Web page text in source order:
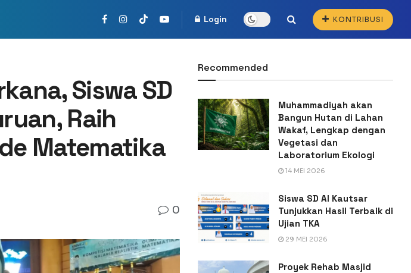
Login KONTRIBUSI
Siswa SD
Raih
Matematika
0
Recommended
Muhammadiyah akan
Bangun Hutan di Lahan
Wakaf, Lengkap dengan
Vegetasi dan
Laboratorium Ekologi
14 MEI 2026
Siswa SD Al Kautsar
Tunjukkan Hasil Terbaik di
Ujian TKA
29 MEI 2026
Proyek Rehab Masjid